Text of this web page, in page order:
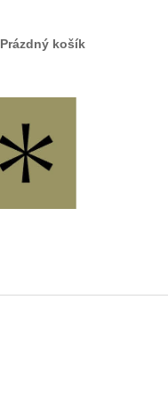
NÁKUPNÍ
KOŠÍK
Prázdný košík